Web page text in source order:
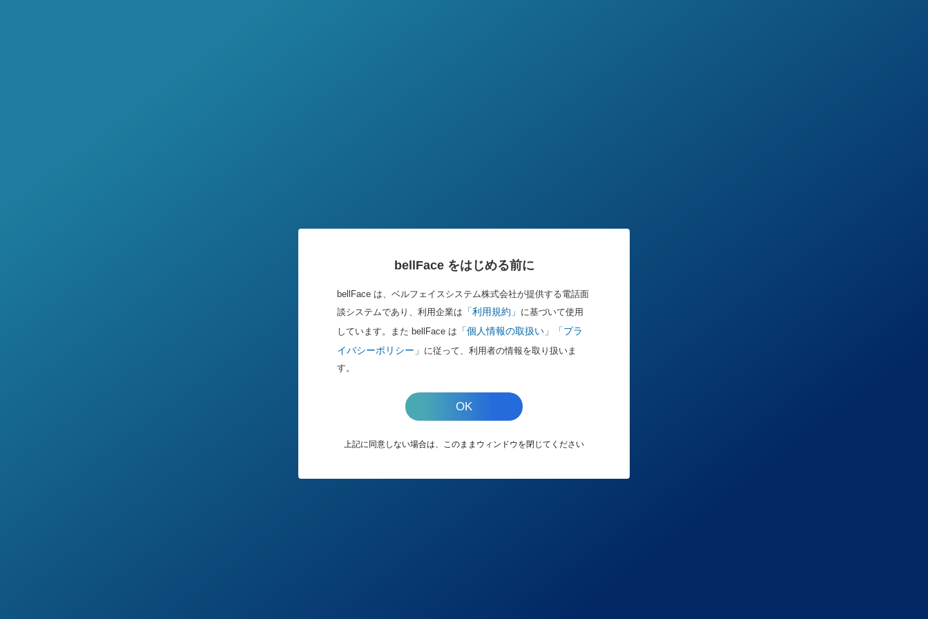
表示された接続ナンバー
をお電話口の担当者に伝
え、そのままお待ちくだ
さい。
bellFace をはじめる前に
bellFace は、ベルフェイスシステム株式会社が提供する電話面
談システムであり、利用企業は 「利用規約」 に基づいて使用
しています。また bellFace は 「個人情報の取扱い」
「プラ
イバシーポリシー」 に従って、利用者の情報を取り扱いま
す。
OK
上記に同意しない場合は、このままウィンドウを閉じてください